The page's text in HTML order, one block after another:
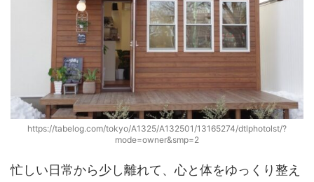
https://tabelog.com/tokyo/A1325/A132501/13165274/dtlphotolst/?
mode=owner&smp=2
忙しい日常から少し離れて、心と体をゆっくり整え